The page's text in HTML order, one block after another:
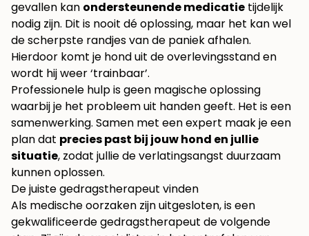
gevallen kan ondersteunende medicatie tijdelijk
nodig zijn. Dit is nooit dé oplossing, maar het kan wel
de scherpste randjes van de paniek afhalen.
Hierdoor komt je hond uit de overlevingsstand en
wordt hij weer ‘trainbaar’.
Professionele hulp is geen magische oplossing
waarbij je het probleem uit handen geeft. Het is een
samenwerking. Samen met een expert maak je een
plan dat precies past bij jouw hond en jullie
situatie, zodat jullie de verlatingsangst duurzaam
kunnen oplossen.
De juiste gedragstherapeut vinden
Als medische oorzaken zijn uitgesloten, is een
gekwalificeerde gedragstherapeut de volgende